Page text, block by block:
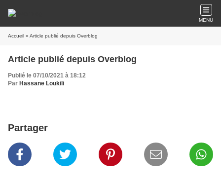
MENU
Accueil » Article publié depuis Overblog
Article publié depuis Overblog
Publié le 07/10/2021 à 18:12
Par Hassane Loukili
Partager